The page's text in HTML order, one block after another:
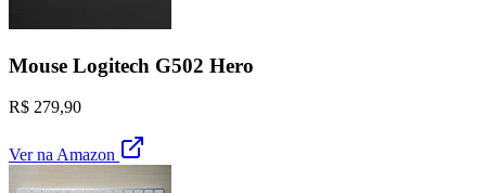
Mouse Logitech G502 Hero
R$ 279,90
Ver na Amazon